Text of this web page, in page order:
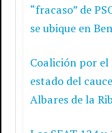
“fracaso” de
se ubique en
Coalición por el
estado del
Albares de la